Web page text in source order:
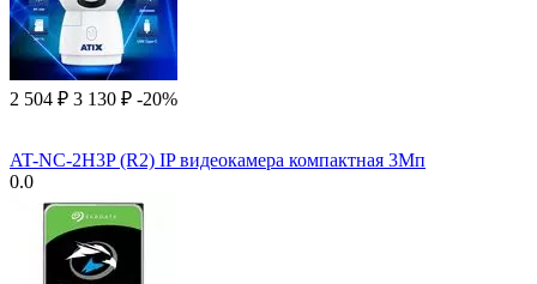
2 504 ₽ 3 130 ₽ -20%
AT-NC-2H3P (R2) IP видеокамера компактная 3Мп
0.0